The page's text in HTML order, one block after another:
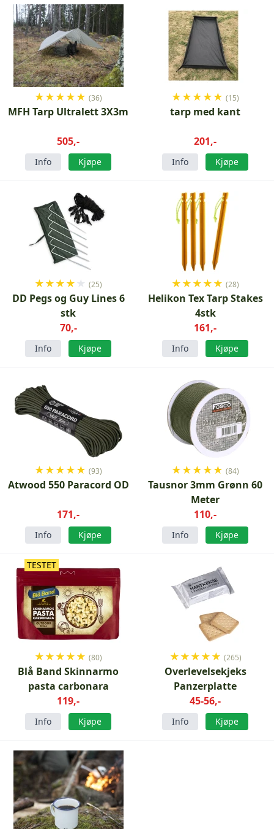
★★★★★ (36)
MFH Tarp Ultralett 3X3m
505,-
Info Kjøpe
★★★★★ (15)
tarp med kant
201,-
Info Kjøpe
★★★★ ★ (25)
DD Pegs og Guy Lines 6
stk
70,-
Info Kjøpe
★★★★★ (28)
Helikon Tex Tarp Stakes
4stk
161,-
Info Kjøpe
★★★★★ (93)
Atwood 550 Paracord OD
171,-
Info Kjøpe
★★★★★ (84)
Tausnor 3mm Grønn 60
Meter
110,-
Info Kjøpe
★★★★★ (80)
Blå Band Skinnarmo
pasta carbonara
119,-
TESTET
Info Kjøpe
★★★★★ (265)
Overlevelsekjeks
Panzerplatte
45-56,-
Info Kjøpe